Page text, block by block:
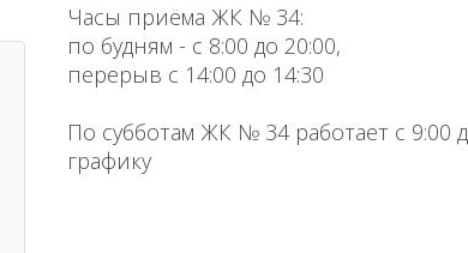
Часы приёма ЖК № 34:
по будням - с 8:00 до 20:00,
перерыв с 14:00 до 14:30
По субботам ЖК № 34 работает с 9:00
графику